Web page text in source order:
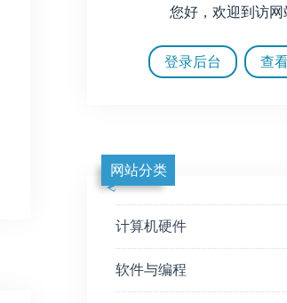
您好，欢迎到访网
登录后台 查
网站分类
计算机硬件
软件与编程